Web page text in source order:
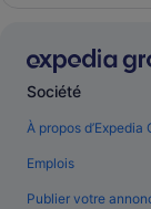
Société
À propos d’Expedia
Emplois
Publier votre